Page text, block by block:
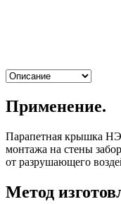
Применение.
Парапетная крышка
монтажа на стены
от разрушающего
Метод